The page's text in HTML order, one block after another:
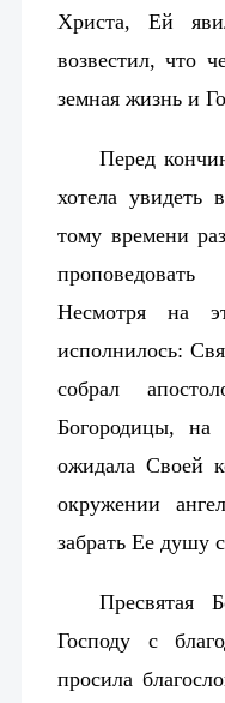
Христа, Ей
возвестил, что
земная жизнь и
Перед
хотела увидеть
тому времени
Несмотря на
исполнилось:
собрал
Богородицы,
ожидала Своей
окружении
забрать Ее душу
Пресвятая
Господу с
просила